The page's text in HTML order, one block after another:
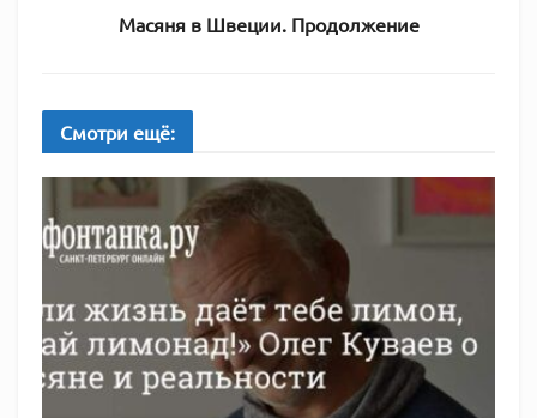
Масяня в Швеции. Продолжение
Смотри ещё: